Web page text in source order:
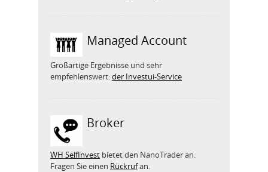
Managed Account
Großartige Ergebnisse und sehr
empfehlenswert:der Investui-Service
Broker
WH SelfInvest bietet den NanoTrader an.
Fragen Sie einen Rückrufan.